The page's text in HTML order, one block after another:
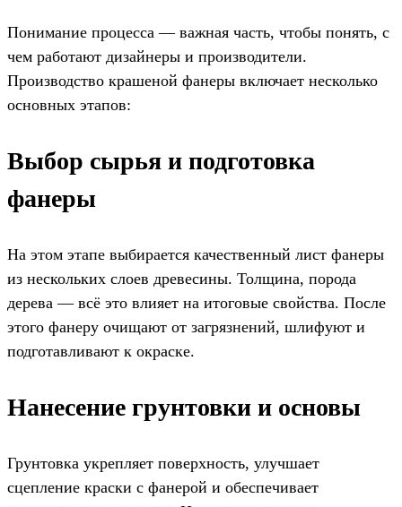
Понимание процесса — важная часть, чтобы понять, с
чем работают дизайнеры и производители.
Производство крашеной фанеры включает несколько
основных этапов:
Выбор сырья и подготовка
фанеры
На этом этапе выбирается качественный лист фанеры
из нескольких слоев древесины. Толщина, порода
дерева — всё это влияет на итоговые свойства. После
этого фанеру очищают от загрязнений, шлифуют и
подготавливают к окраске.
Нанесение грунтовки и основы
Грунтовка укрепляет поверхность, улучшает
сцепление краски с фанерой и обеспечивает